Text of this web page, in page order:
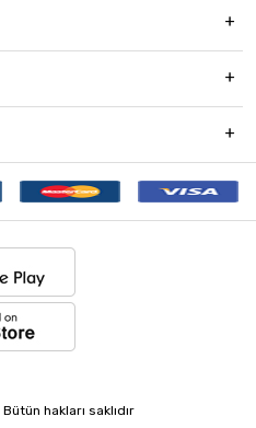
Bütün hakları saklıdır